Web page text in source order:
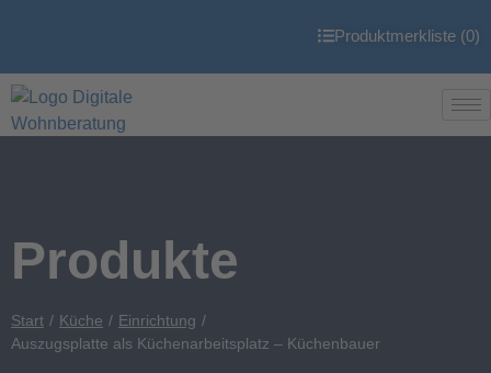
Produktmerkliste (0)
Produkte
Start Küche
Einrichtung
Auszugsplatte als Küchenarbeitsplatz – Küchenbauer